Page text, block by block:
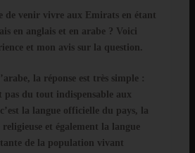
de venir vivre aux Emirats en étant
en anglais et en arabe ? Voici
et mon avis sur la question.
la réponse est très simple :
pas du tout indispensable aux
la langue officielle du pays, la
religieuse et également la langue
de la population vivant